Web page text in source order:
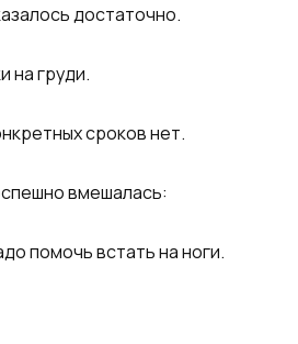
достаточно.
на груди.
сроков нет.
вмешалась:
помочь встать на ноги.